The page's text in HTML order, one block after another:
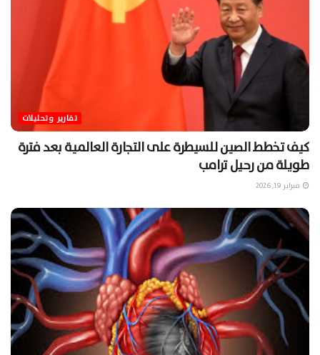
تقارير وتحليلات
كيف تخطط الصين للسيطرة على التجارة العالمية بعد فترة
طويلة من رحيل ترامب
فبراير 19, 2026